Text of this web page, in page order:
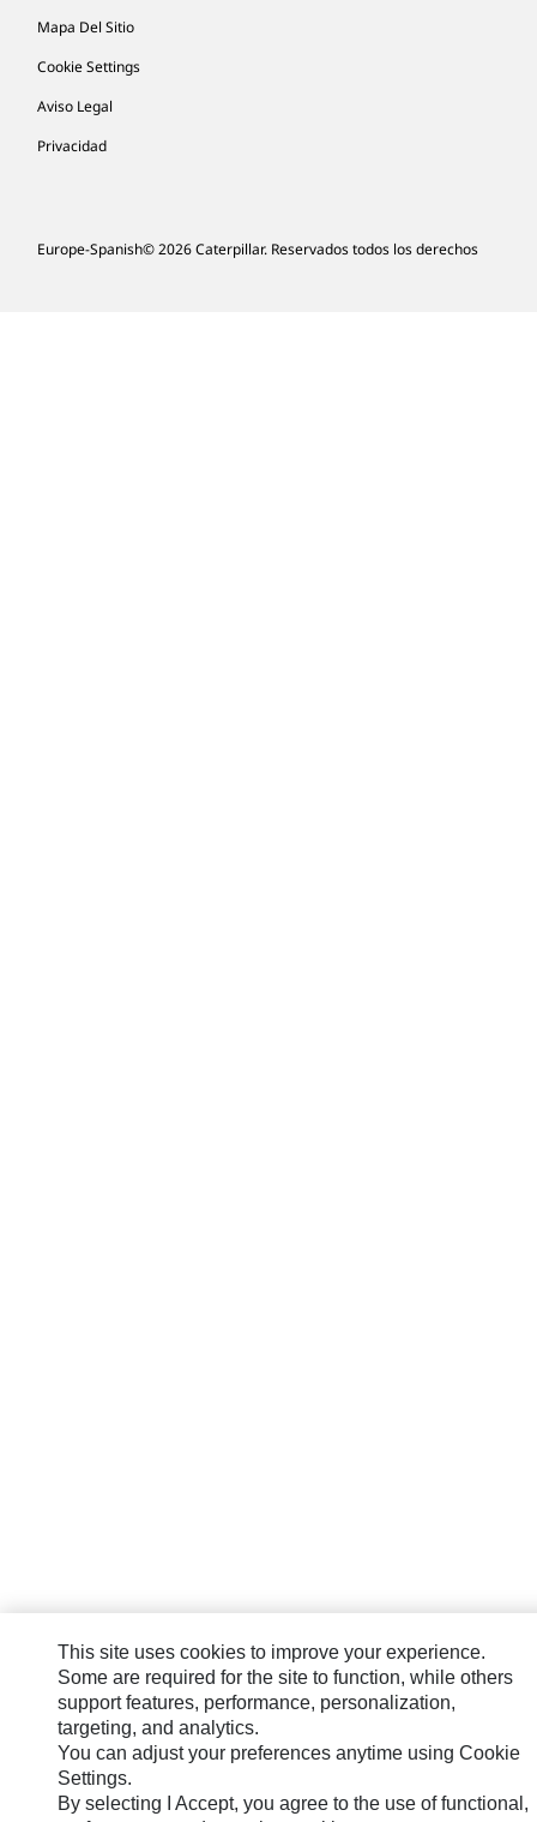
Mapa Del Sitio
Cookie Settings
Aviso Legal
Privacidad
Europe-Spanish© 2026 Caterpillar. Reservados todos los derechos
This site uses cookies to improve your experience.
Some are required for the site to function, while others
support features, performance, personalization,
targeting, and analytics.
You can adjust your preferences anytime using Cookie
Settings.
By selecting I Accept, you agree to the use of functional,